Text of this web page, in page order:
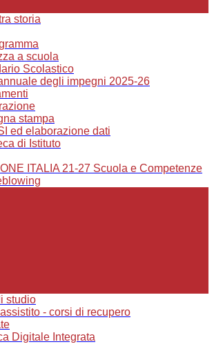
storia
a scuola
Scolastico
degli impegni 2025-26
stampa
ed elaborazione dati
di Istituto
ITALIA 21-27 Scuola e Competenze
studio
- corsi di recupero
Digitale Integrata